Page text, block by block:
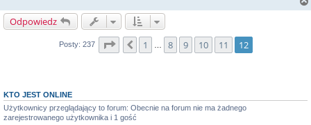
Odpowiedz
Posty: 237 Strona12z 12
Poprzednia
1 8 9 10 11 12
KTO JEST ONLINE
Użytkownicy przeglądający to forum: Obecnie na forum nie ma żadnego
zarejestrowanego użytkownika i 1 gość